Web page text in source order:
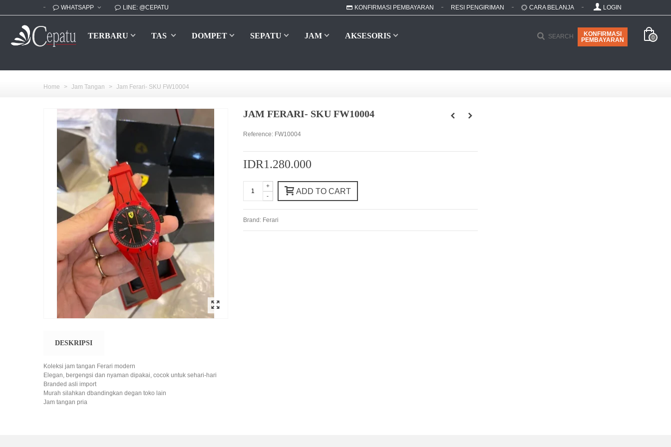
WHATSAPP LINE: @CEPATU KONFIRMASI PEMBAYARAN RESI PENGIRIMAN CARA BELANJA LOGIN
TERBARU TAS DOMPET SEPATU JAM AKSESORIS SEARCH
KONFIRMASI
PEMBAYARAN
0
Home > Jam Tangan > Jam Ferari- SKU FW10004
JAM FERARI- SKU FW10004
Reference: FW10004
IDR1.280.000
-
+
ADD TO CART
Brand: Ferari
DESKRIPSI
Koleksi jam tangan Ferari modern
Elegan, bergengsi dan nyaman dipakai, cocok untuk sehari-hari
Branded asli import
Murah silahkan dbandingkan degan toko lain
Jam tangan pria